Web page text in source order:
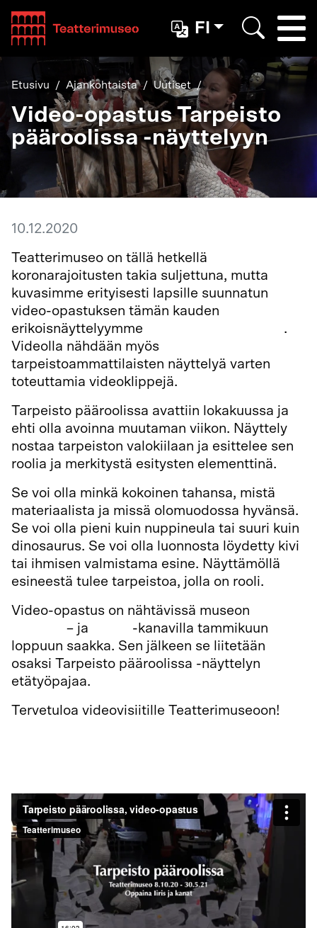
Teatterimuseo
FI
Etusivu Ajankohtaista Uutiset
Video-opastus Tarpeisto
pääroolissa -näyttelyyn
10.12.2020
Teatterimuseo on tällä hetkellä
koronarajoitusten takia suljettuna, mutta
kuvasimme erityisesti lapsille suunnatun
video-opastuksen tämän kauden
erikoisnäyttelyymme
.
Videolla nähdään myös
tarpeistoammattilaisten näyttelyä varten
toteuttamia videoklippejä.
Tarpeisto pääroolissa avattiin lokakuussa ja
ehti olla avoinna muutaman viikon. Näyttely
nostaa tarpeiston valokiilaan ja esittelee sen
roolia ja merkitystä esitysten elementtinä.
Se voi olla minkä kokoinen tahansa, mistä
materiaalista ja missä olomuodossa hyvänsä.
Se voi olla pieni kuin nuppineula tai suuri kuin
dinosaurus. Se voi olla luonnosta löydetty kivi
tai ihmisen valmistama esine. Näyttämöllä
esineestä tulee tarpeistoa, jolla on rooli.
Video-opastus on nähtävissä museon
– ja
-kanavilla tammikuun
loppuun saakka. Sen jälkeen se liitetään
osaksi Tarpeisto pääroolissa -näyttelyn
etätyöpajaa.
Tervetuloa videovisiitille Teatterimuseoon!